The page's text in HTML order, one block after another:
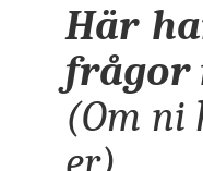
Här
frågor
(Om ni